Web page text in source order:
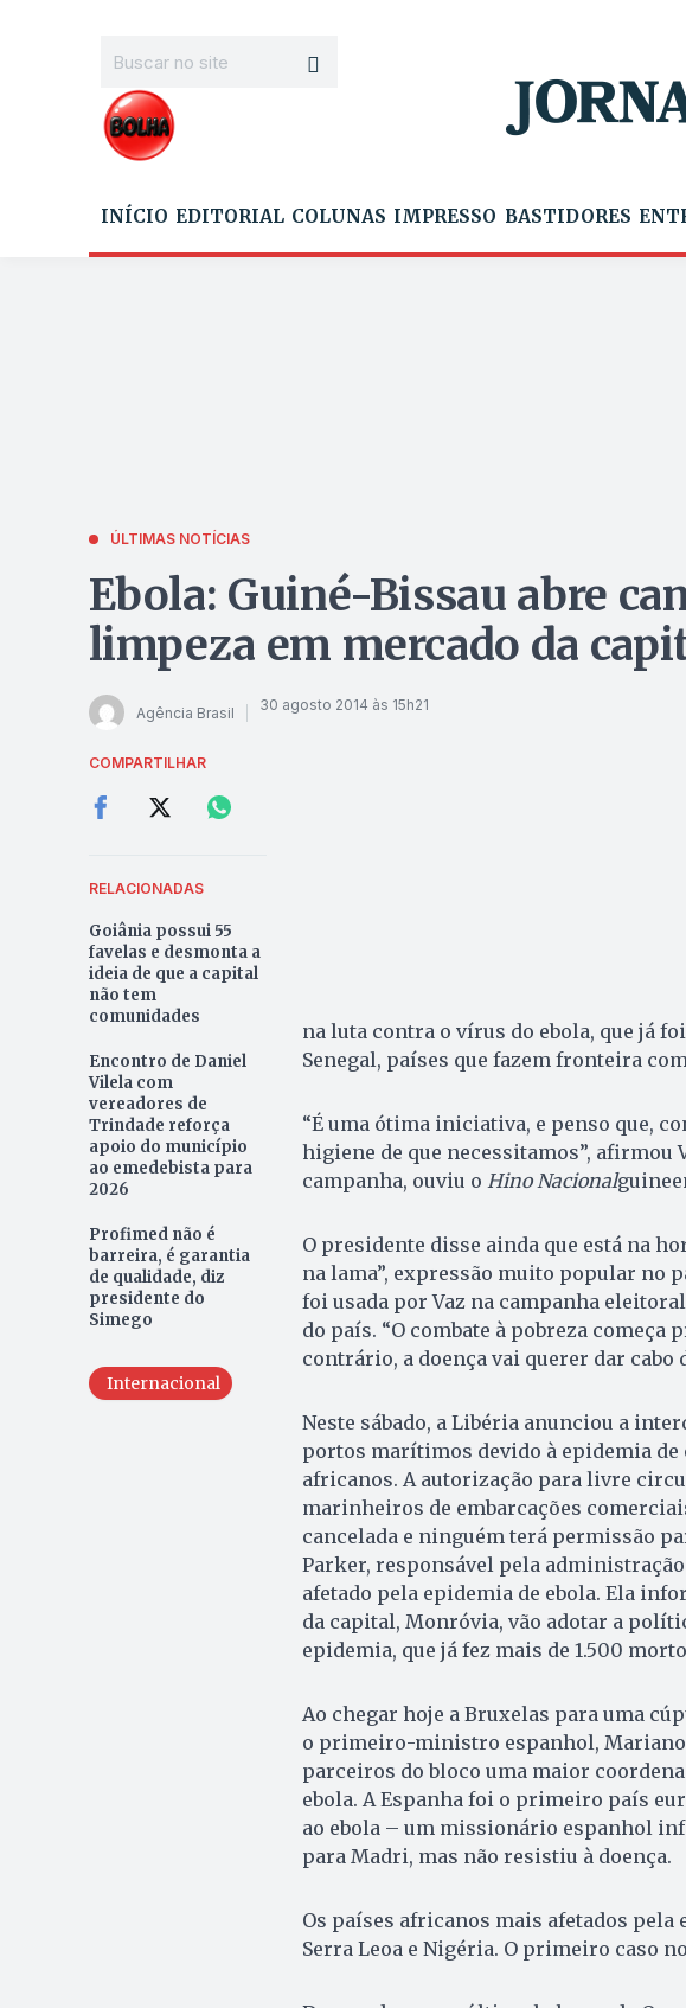
INÍCIO EDITORIAL COLUNAS IMPRESSO BASTIDORES
ÚLTIMAS NOTÍCIAS
Ebola: Guiné-Bissau abre
limpeza em mercado da
Agência Brasil 30 agosto 2014 às 15h21
COMPARTILHAR
RELACIONADAS
Goiânia possui 55
favelas e desmonta a
ideia de que a capital
não tem
comunidades
Encontro de Daniel
Vilela com
vereadores de
Trindade reforça
apoio do município
ao emedebista para
2026
Profimed não é
barreira, é garantia
de qualidade, diz
presidente do
Simego
Internacional
na luta contra o vírus do ebola, que já
Senegal, países que fazem fronteira
“É uma ótima iniciativa, e penso que,
higiene de que necessitamos”, afirmou
campanha, ouviu o Hino Nacional
O presidente disse ainda que está na
na lama”, expressão muito popular no
foi usada por Vaz na campanha
do país. “O combate à pobreza começa
contrário, a doença vai querer dar cabo
Neste sábado, a Libéria anunciou a
portos marítimos devido à epidemia de
africanos. A autorização para livre
marinheiros de embarcações
cancelada e ninguém terá permissão
Parker, responsável pela
afetado pela epidemia de ebola. Ela
da capital, Monróvia, vão adotar a
epidemia, que já fez mais de 1.500
Ao chegar hoje a Bruxelas para uma
o primeiro-ministro espanhol, Mariano
parceiros do bloco uma maior
ebola. A Espanha foi o primeiro país
ao ebola – um missionário espanhol
para Madri, mas não resistiu à doença.
Os países africanos mais afetados
Serra Leoa e Nigéria. O primeiro caso